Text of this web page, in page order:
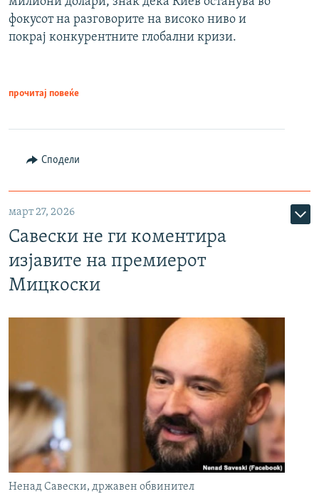
фокусот на разговорите на високо ниво и
покрај конкурентните глобални кризи.
прочитај повеќе
Сподели
март 27, 2026
Савески не ги коментира
изјавите на премиерот
Мицкоски
Ненад Савески, државен обвинител